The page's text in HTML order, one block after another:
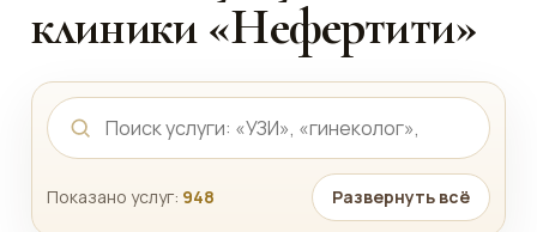
клиники «Нефертити»
Показано услуг: 948 Развернуть всё